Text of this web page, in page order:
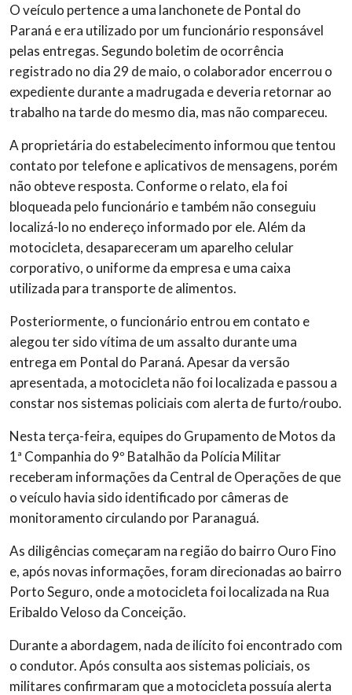
O veículo pertence a uma lanchonete de Pontal do
Paraná e era utilizado por um funcionário responsável
pelas entregas. Segundo boletim de ocorrência
registrado no dia 29 de maio, o colaborador encerrou o
expediente durante a madrugada e deveria retornar ao
trabalho na tarde do mesmo dia, mas não compareceu.
A proprietária do estabelecimento informou que tentou
contato por telefone e aplicativos de mensagens, porém
não obteve resposta. Conforme o relato, ela foi
bloqueada pelo funcionário e também não conseguiu
localizá-lo no endereço informado por ele. Além da
motocicleta, desapareceram um aparelho celular
corporativo, o uniforme da empresa e uma caixa
utilizada para transporte de alimentos.
Posteriormente, o funcionário entrou em contato e
alegou ter sido vítima de um assalto durante uma
entrega em Pontal do Paraná. Apesar da versão
apresentada, a motocicleta não foi localizada e passou a
constar nos sistemas policiais com alerta de furto/roubo.
Nesta terça-feira, equipes do Grupamento de Motos da
1ª Companhia do 9º Batalhão da Polícia Militar
receberam informações da Central de Operações de que
o veículo havia sido identificado por câmeras de
monitoramento circulando por Paranaguá.
As diligências começaram na região do bairro Ouro Fino
e, após novas informações, foram direcionadas ao bairro
Porto Seguro, onde a motocicleta foi localizada na Rua
Eribaldo Veloso da Conceição.
Durante a abordagem, nada de ilícito foi encontrado com
o condutor. Após consulta aos sistemas policiais, os
militares confirmaram que a motocicleta possuía alerta